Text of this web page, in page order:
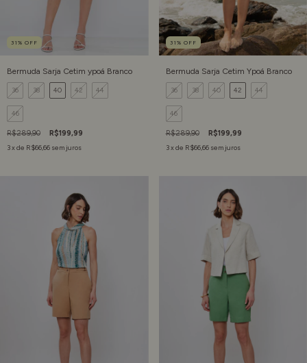
31 % OFF
Bermuda Sarja Cetim ypoá Branco
36 38 40 42 44
46
R$289,90
R$199,99
3x de R$66,66 sem juros
31 % OFF
Bermuda Sarja Cetim Ypoá Branco
36 38 40 42 44
46
R$289,90
R$199,99
3x de R$66,66 sem juros